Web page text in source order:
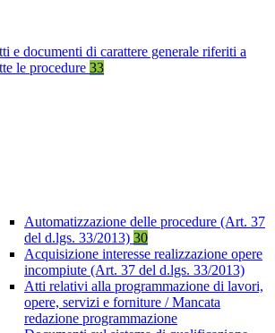
e documenti di carattere generale riferiti a
le procedure 33
Automatizzazione delle procedure (Art. 37
del d.lgs. 33/2013) 30
Acquisizione interesse realizzazione opere
incompiute (Art. 37 del d.lgs. 33/2013)
Atti relativi alla programmazione di lavori,
opere, servizi e forniture / Mancata
redazione programmazione